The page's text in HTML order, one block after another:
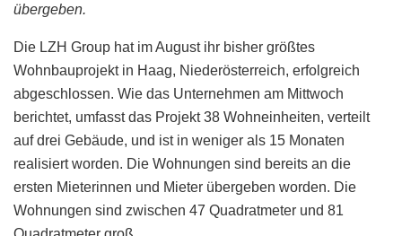
übergeben.
Die LZH Group hat im August ihr bisher größtes
Wohnbauprojekt in Haag, Niederösterreich, erfolgreich
abgeschlossen. Wie das Unternehmen am Mittwoch
berichtet, umfasst das Projekt 38 Wohneinheiten, verteilt
auf drei Gebäude, und ist in weniger als 15 Monaten
realisiert worden. Die Wohnungen sind bereits an die
ersten Mieterinnen und Mieter übergeben worden. Die
Wohnungen sind zwischen 47 Quadratmeter und 81